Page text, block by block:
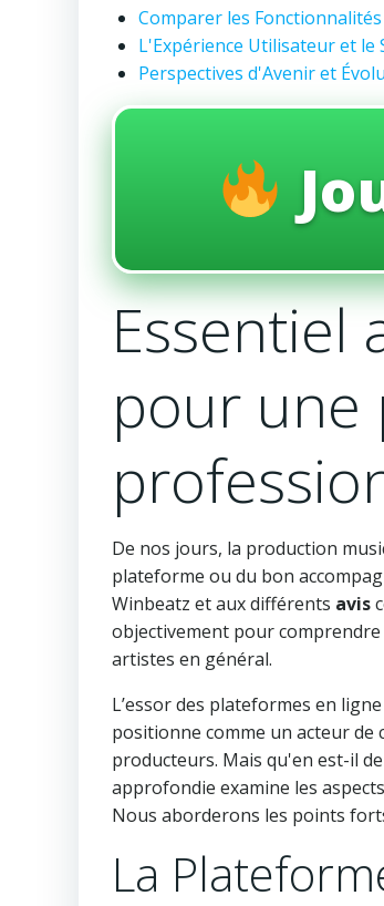
Comparer les
L'Expérience Utilisateur et
Perspectives d'Avenir et
Essentiel
pour une
De nos jours, la production
plateforme ou du bon
Winbeatz et aux différents avis
objectivement pour
artistes en général.
L’essor des plateformes en
positionne comme un acteur
producteurs. Mais qu'en est-il
approfondie examine les
Nous aborderons les points
La